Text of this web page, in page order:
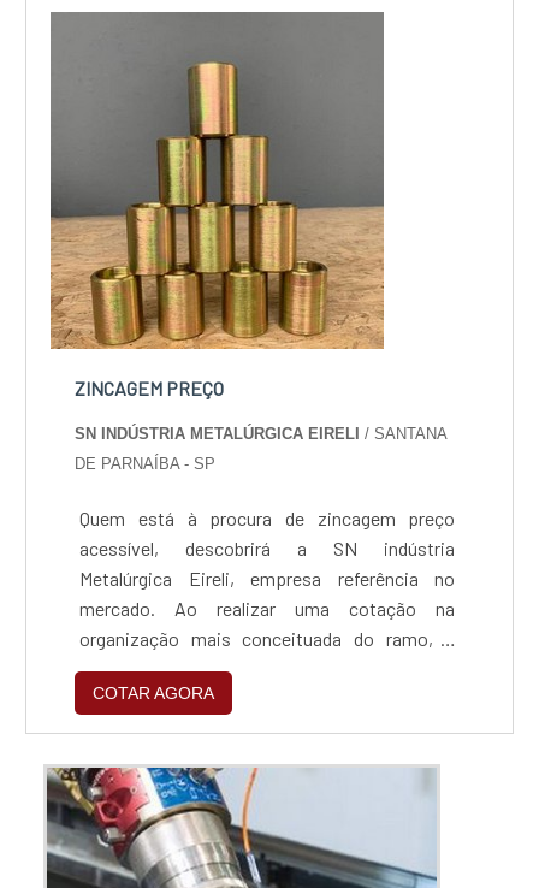
custo-benefício e um design completo de
ZINCAGEM PREÇO
SN INDÚSTRIA METALÚRGICA EIRELI/ SANTANA
DE PARNAÍBA - SP
Quem está à procura de zincagem preço
acessível, descobrirá a SN indústria
Metalúrgica Eireli, empresa referência no
mercado. Ao realizar uma cotação na
organização mais conceituada do ramo, o
cliente contará com serviços de excelência e o
suporte de especialistas para sanar eventuais
dúvidas.ZINCAGEM PREÇO JUSTO E
ACESSÍVELQuem procura por zincagem preço
acessível em uma empresa que preza pela
segurança, encontra na internet a SN indús...
COTAR AGORA